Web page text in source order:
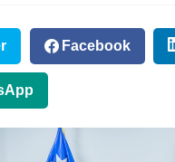
Facebook